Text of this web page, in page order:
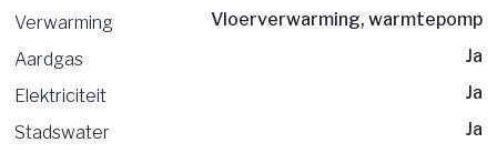
Verwarming
Vloerverwarming, warmtepomp
Aardgas
Ja
Elektriciteit
Ja
Stadswater
Ja